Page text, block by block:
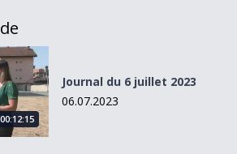
00:12:15
Journal du 6 juillet 2023
06.07.2023